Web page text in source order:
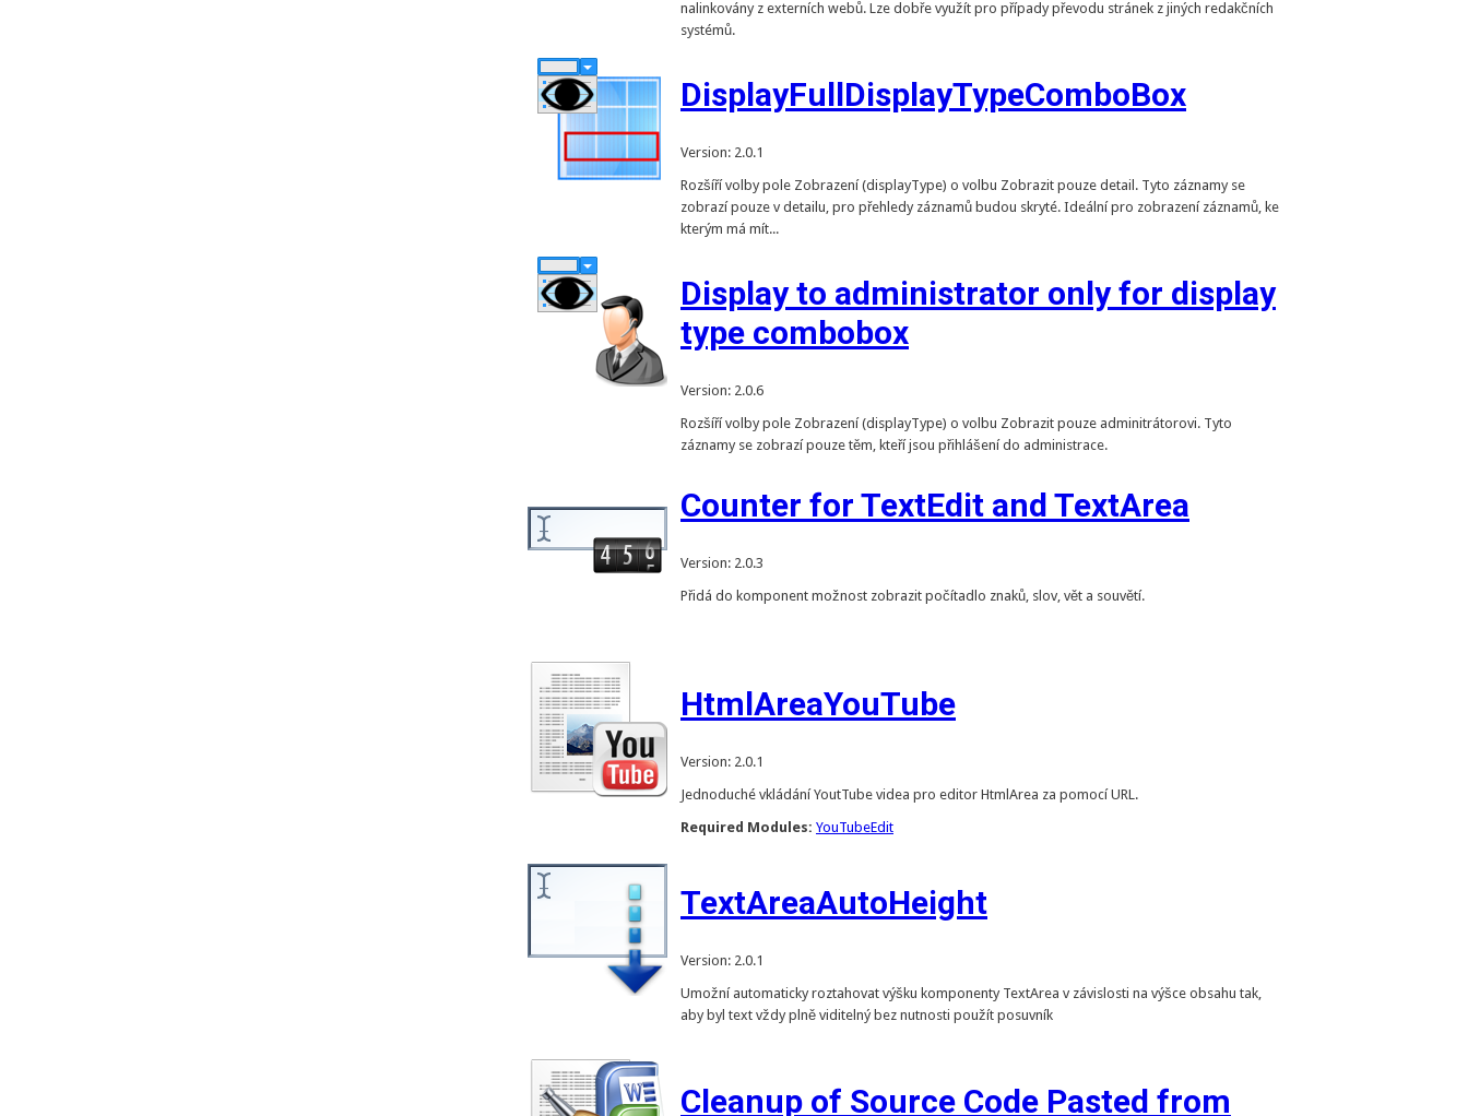
nalinkovány z externích webů. Lze dobře využít pro případy převodu stránek z jiných redakčních
systémů.
DisplayFullDisplayTypeComboBox
Version: 2.0.1
Rozšíří volby pole Zobrazení (displayType) o volbu Zobrazit pouze detail. Tyto záznamy se
zobrazí pouze v detailu, pro přehledy záznamů budou skryté. Ideální pro zobrazení záznamů, ke
kterým má mít...
Display to administrator only for display
type combobox
Version: 2.0.6
Rozšíří volby pole Zobrazení (displayType) o volbu Zobrazit pouze adminitrátorovi. Tyto
záznamy se zobrazí pouze těm, kteří jsou přihlášení do administrace.
Counter for TextEdit and TextArea
Version: 2.0.3
Přidá do komponent možnost zobrazit počítadlo znaků, slov, vět a souvětí.
HtmlAreaYouTube
Version: 2.0.1
Jednoduché vkládání YoutTube videa pro editor HtmlArea za pomocí URL.
Required Modules: YouTubeEdit
TextAreaAutoHeight
Version: 2.0.1
Umožní automaticky roztahovat výšku komponenty TextArea v závislosti na výšce obsahu tak,
aby byl text vždy plně viditelný bez nutnosti použít posuvník
Cleanup of Source Code Pasted from